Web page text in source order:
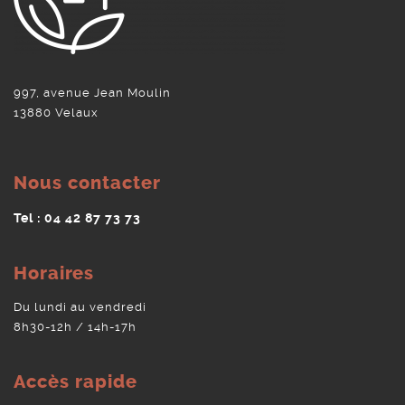
997, avenue Jean Moulin
13880 Velaux
Nous contacter
Tel : 04 42 87 73 73
Horaires
Du lundi au vendredi
8h30-12h / 14h-17h
Accès rapide